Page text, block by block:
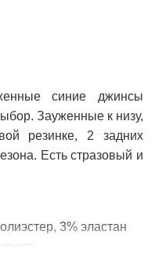
синие джинсы
Зауженные к низу,
резинке, 2 задних
Есть стразовый и
3% эластан